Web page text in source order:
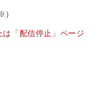
「配信停止」ページ